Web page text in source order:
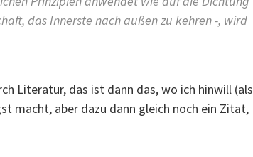
das Innerste nach außen zu kehren -, wird
Literatur, das ist dann das, wo ich hinwill (als
macht, aber dazu dann gleich noch ein Zitat,